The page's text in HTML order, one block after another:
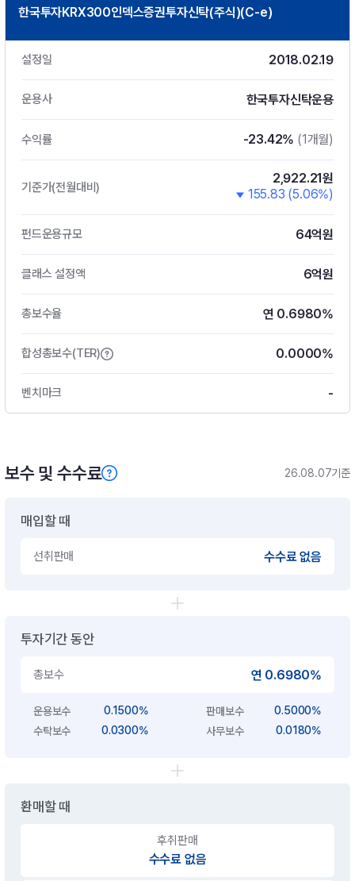
한국투자KRX300인덱스증권투자신탁(주식)(C-e)
설정일 2018.02.19
운용사 한국투자신탁운용
수익률 -23.42% (1개월)
기준가(전월대비)
2,922.21원
155.83 (5.06%)
펀드운용규모 64억원
클래스 설정액 6억원
총보수율 연 0.6980%
합성총보수(TER) 0.0000%
벤치마크 -
보수 및 수수료 26.08.07기준
매입할 때
선취판매 수수료 없음
투자기간 동안
총보수 연 0.6980%
운용보수 0.1500% 판매보수
0.5000%
수탁보수
0.0300% 사무보수 0.0180%
환매할 때
후취판매
수수료 없음